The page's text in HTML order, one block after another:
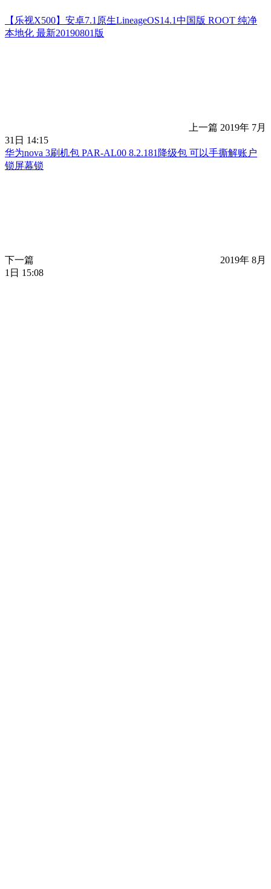
【乐视X500】安卓7.1原生LineageOS14.1中国版 ROOT 纯净
本地化 最新20190801版
上一篇 2019年 7月
31日 14:15
华为nova 3刷机包 PAR-AL00 8.2.181降级包 可以手撕解账户
锁屏幕锁
下一篇
2019年 8月
1日 15:08